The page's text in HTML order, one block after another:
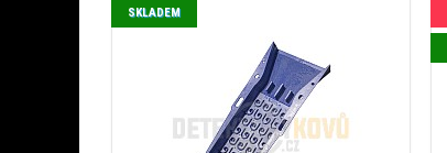
SKLADEM